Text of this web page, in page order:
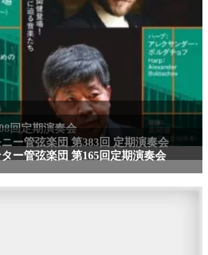
回定期演奏会
ー管弦楽団 第383回 定期演奏会
ー管弦楽団 第165回定期演奏会